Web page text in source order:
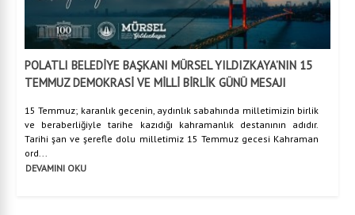
POLATLI BELEDİYE BAŞKANI MÜRSEL YILDIZKAYA’NIN 15
TEMMUZ DEMOKRASİ VE MİLLİ BİRLİK GÜNÜ MESAJI
15 Temmuz; karanlık gecenin, aydınlık sabahında milletimizin birlik
ve beraberliğiyle tarihe kazıdığı kahramanlık destanının adıdır.
Tarihi şan ve şerefle dolu milletimiz 15 Temmuz gecesi Kahraman
ord...
DEVAMINI OKU